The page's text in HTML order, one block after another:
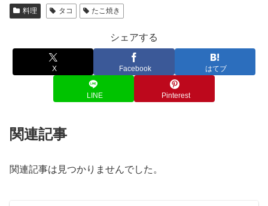
料理 タコ たこ焼き
シェアする
X Facebook はてブ
LINE Pinterest
関連記事
関連記事は見つかりませんでした。